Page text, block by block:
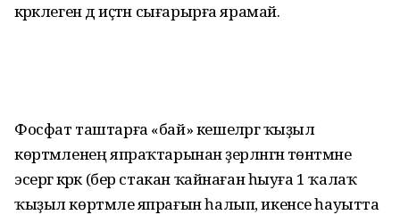
кәрәклеген дә иҫтән сығарырға ярамай.
Фосфат таштарға «бай» кешеләргә ҡыҙыл
көртмәленең япраҡтарынан әҙерләнгән төнәтмәне
эсергә кәрәк (бер стакан ҡайнаған һыуға 1 ҡалаҡ
ҡыҙыл көртмәле япрағын һалып, икенсе һауытта